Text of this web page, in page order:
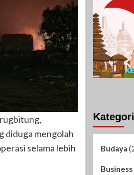
diduga mengolah
selama lebih
Kategori
Budaya
Business